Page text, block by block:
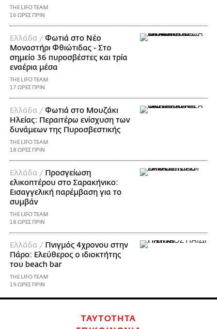
THE LIFO TEAM
16 ΩΡΕΣ ΠΡΙΝ
Ελλάδα /Φωτιά στο Νέο
Μοναστήρι Φθιώτιδας - Στο
σημείο 36 πυροσβέστες και τρία
εναέρια μέσα
THE LIFO TEAM
17 ΩΡΕΣ ΠΡΙΝ
Ελλάδα /Φωτιά στο Μουζάκι
Ηλείας: Περαιτέρω ενίσχυση των
δυνάμεων της Πυροσβεστικής
THE LIFO TEAM
18 ΩΡΕΣ ΠΡΙΝ
Ελλάδα / Προσγείωση
ελικοπτέρου στο Σαρακήνικο:
Εισαγγελική παρέμβαση για το
συμβάν
THE LIFO TEAM
18 ΩΡΕΣ ΠΡΙΝ
Ελλάδα / Πνιγμός 4χρονου στην
Πάρο: Ελεύθερος ο ιδιοκτήτης
του beach bar
THE LIFO TEAM
19 ΩΡΕΣ ΠΡΙΝ
ΤΑΥΤΟΤΗΤΑ